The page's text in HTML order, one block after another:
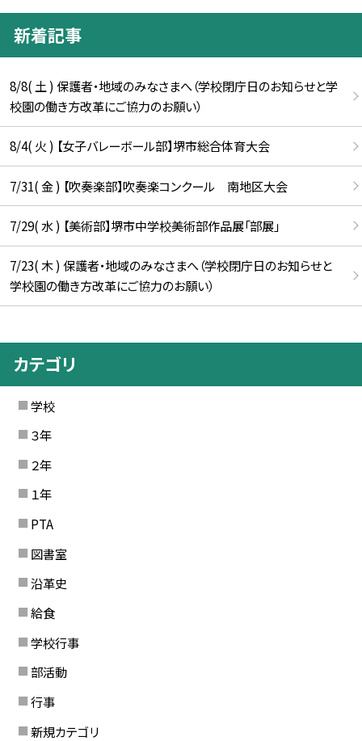
新着記事
8/8( 土 ) 保護者・地域のみなさまへ（学校閉庁日のお知らせと学
校園の働き方改革にご協力のお願い）
8/4( 火 ) 【女子バレーボール部】堺市総合体育大会
7/31( 金 ) 【吹奏楽部】吹奏楽コンクール 南地区大会
7/29( 水 ) 【美術部】堺市中学校美術部作品展「部展」
7/23( 木 ) 保護者・地域のみなさまへ（学校閉庁日のお知らせと
学校園の働き方改革にご協力のお願い）
カテゴリ
学校
３年
２年
１年
PTA
図書室
沿革史
給食
学校行事
部活動
行事
新規カテゴリ